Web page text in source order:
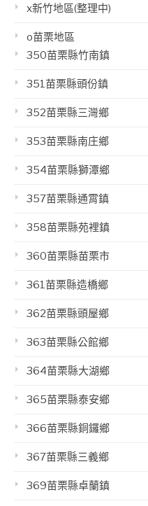
x新竹地區(整理中)
o苗栗地區
350苗栗縣竹南鎮
351苗栗縣頭份鎮
352苗栗縣三灣鄉
353苗栗縣南庄鄉
354苗栗縣獅潭鄉
357苗栗縣通霄鎮
358苗栗縣苑裡鎮
360苗栗縣苗栗市
361苗栗縣造橋鄉
362苗栗縣頭屋鄉
363苗栗縣公館鄉
364苗栗縣大湖鄉
365苗栗縣泰安鄉
366苗栗縣銅鑼鄉
367苗栗縣三義鄉
369苗栗縣卓蘭鎮